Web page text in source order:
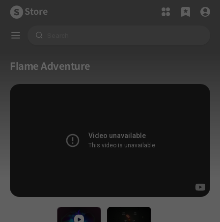
Store
Flame Adventure